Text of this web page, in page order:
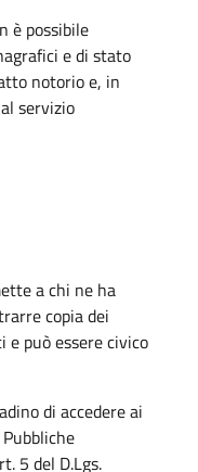
è possibile
e di stato
notorio e, in
servizio
a chi ne ha
copia dei
può essere civico
di accedere ai
5 del D.Lgs.